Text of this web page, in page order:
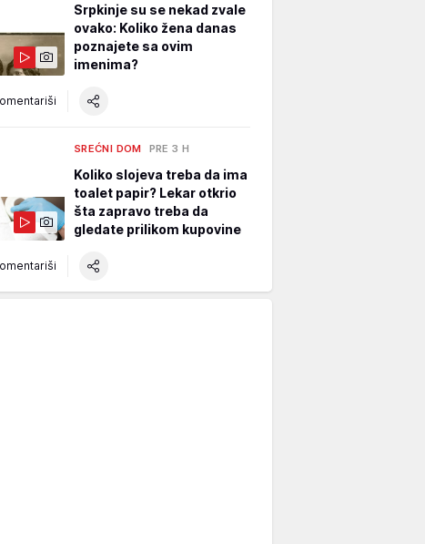
Srpkinje su se nekad zvale
ovako: Koliko žena danas
poznajete sa ovim
imenima?
SREĆNI DOM PRE 3 H
Koliko slojeva treba da ima
toalet papir? Lekar otkrio
šta zapravo treba da
gledate prilikom kupovine